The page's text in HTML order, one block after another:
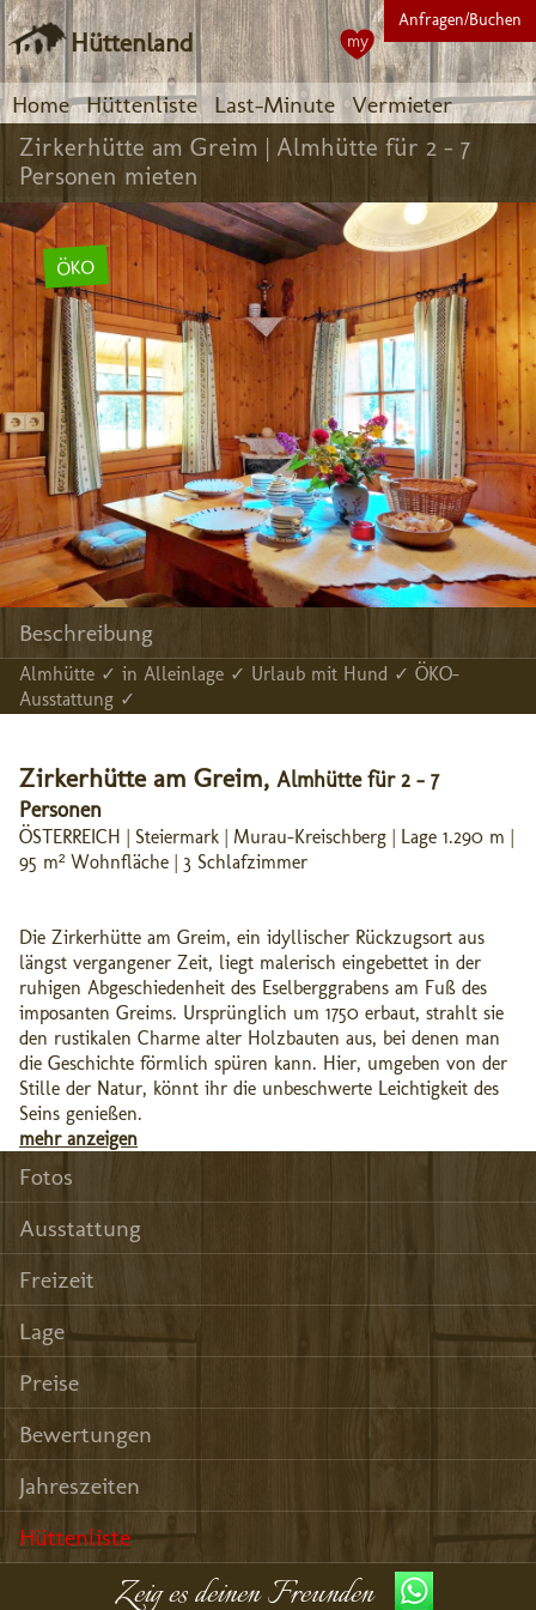
Hüttenland
Home Hüttenliste Last-Minute Vermieter
Anfragen/Buchen
my
Zirkerhütte am Greim | Almhütte für 2 - 7
Personen mieten
ÖKO
Beschreibung
Almhütte ✓ in Alleinlage ✓ Urlaub mit Hund ✓ ÖKO-
Ausstattung ✓
Zirkerhütte am Greim, Almhütte für 2 - 7
Personen
ÖSTERREICH | Steiermark | Murau-Kreischberg | Lage 1.290 m |
95 m² Wohnfläche | 3 Schlafzimmer
Die Zirkerhütte am Greim, ein idyllischer Rückzugsort aus
längst vergangener Zeit, liegt malerisch eingebettet in der
ruhigen Abgeschiedenheit des Eselberggrabens am Fuß des
imposanten Greims. Ursprünglich um 1750 erbaut, strahlt sie
den rustikalen Charme alter Holzbauten aus, bei denen man
die Geschichte förmlich spüren kann. Hier, umgeben von der
Stille der Natur, könnt ihr die unbeschwerte Leichtigkeit des
Seins genießen.
mehr anzeigen
Fotos
Ausstattung
Freizeit
Lage
Preise
Bewertungen
Jahreszeiten
Hüttenliste
Zeig es deinen Freunden